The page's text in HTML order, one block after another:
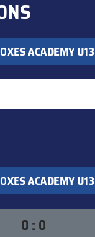
ACADEMY U13
ACADEMY U13
0 : 0